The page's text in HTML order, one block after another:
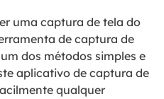
uma captura de tela do
de captura de
dos métodos simples e
aplicativo de captura de
qualquer